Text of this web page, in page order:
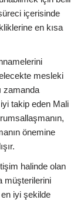
içerisinde
en kısa
mesleki
zamanda
takip eden Mali
önemine
halinde olan
müşterilerini
iyi şekilde